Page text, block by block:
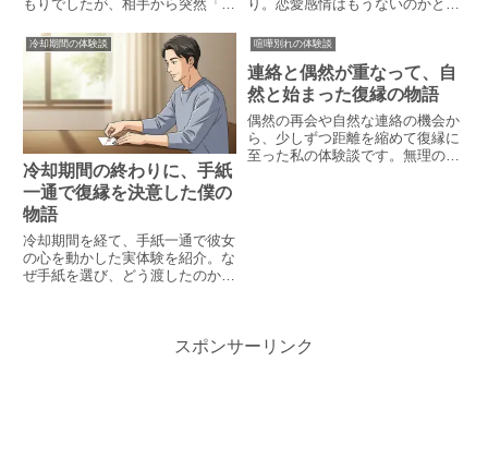
もりでしたが、相手から突然「も
でいましたが、とある方法で立ち
直る事ができました。そのある方
法を体験談と共に紹介します。
り。恋愛感情はもうないのかと気
は好きだったのでどうするべきか
悩んでいました。しかしある人に
相談する事ですっぱり別れる事が
できたのでその実際の話を紹介し
ます。
冷却期間の体験談
冷却期間の終わりに、手紙
一通で復縁を決意した僕の
物語
冷却期間を経て、手紙一通で彼女
の心を動かした実体験を紹介。な
ぜ手紙を選び、どう渡したのか。
喧嘩別れの体験談
連絡と偶然が重なって、自
然と始まった復縁の物語
偶然の再会や自然な連絡の機会か
ら、少しずつ距離を縮めて復縁に
至った私の体験談です。無理のな
スポンサーリンク